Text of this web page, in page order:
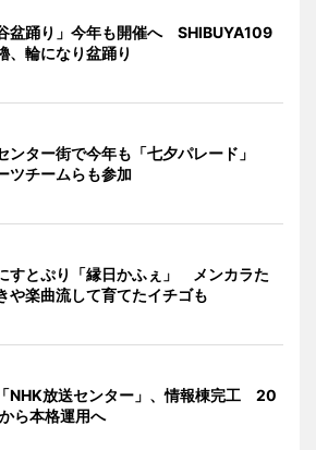
谷盆踊り」今年も開催へ SHIBUYA109
、輪になり盆踊り
ンター街で今年も「七夕パレード」
ツチームらも参加
すとぷり「縁日かふぇ」 メンカラた
や楽曲流して育てたイチゴも
NHK放送センター」、情報棟完工 20
ら本格運用へ